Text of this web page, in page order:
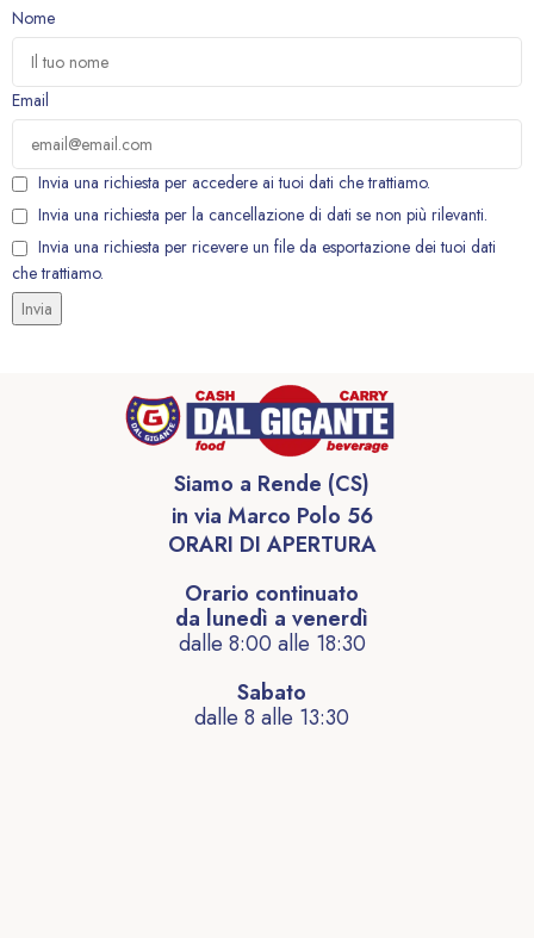
Nome
Email
Invia una richiesta per accedere ai tuoi dati che trattiamo.
Invia una richiesta per la cancellazione di dati se non più rilevanti.
Invia una richiesta per ricevere un file da esportazione dei tuoi dati
che trattiamo.
Siamo a Rende (CS)
in via Marco Polo 56
ORARI DI APERTURA
Orario continuato
da lunedì a venerdì
dalle 8:00 alle 18:30
Sabato
dalle 8 alle 13:30